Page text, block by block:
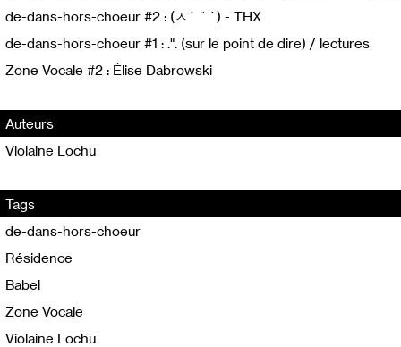
de-dans-hors-choeur #2 : (ㅅ´ ˘ `) - THX
de-dans-hors-choeur #1 : .". (sur le point de dire) / lectures
Zone Vocale #2 : Élise Dabrowski
Auteurs
Violaine Lochu
Tags
de-dans-hors-choeur
Résidence
Babel
Zone Vocale
Violaine Lochu